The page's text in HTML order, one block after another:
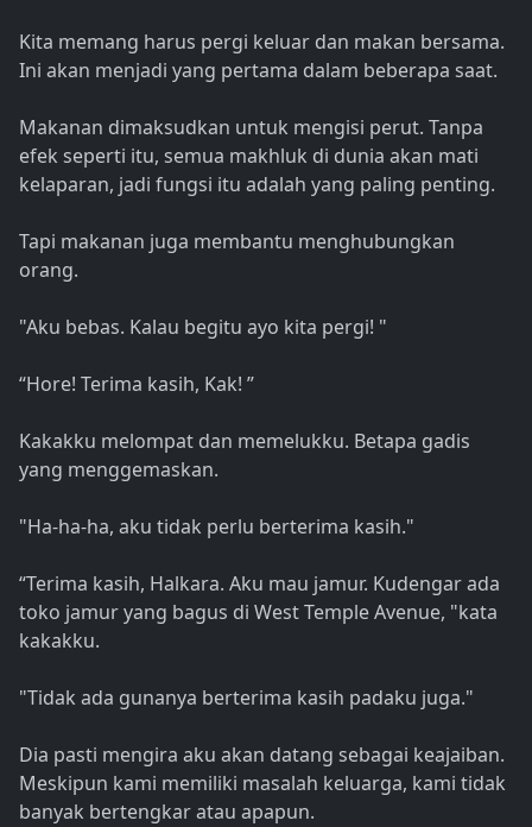
Kita memang harus pergi keluar dan makan bersama.
Ini akan menjadi yang pertama dalam beberapa saat.
Makanan dimaksudkan untuk mengisi perut. Tanpa
efek seperti itu, semua makhluk di dunia akan mati
kelaparan, jadi fungsi itu adalah yang paling penting.
Tapi makanan juga membantu menghubungkan
orang.
"Aku bebas. Kalau begitu ayo kita pergi! "
“Hore! Terima kasih, Kak! ”
Kakakku melompat dan memelukku. Betapa gadis
yang menggemaskan.
"Ha-ha-ha, aku tidak perlu berterima kasih."
“Terima kasih, Halkara. Aku mau jamur. Kudengar ada
toko jamur yang bagus di West Temple Avenue, "kata
kakakku.
"Tidak ada gunanya berterima kasih padaku juga."
Dia pasti mengira aku akan datang sebagai keajaiban.
Meskipun kami memiliki masalah keluarga, kami tidak
banyak bertengkar atau apapun.